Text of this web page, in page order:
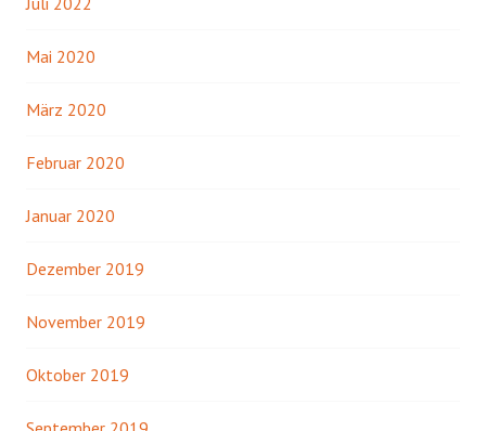
Mai 2020
März 2020
Februar 2020
Januar 2020
Dezember 2019
November 2019
Oktober 2019